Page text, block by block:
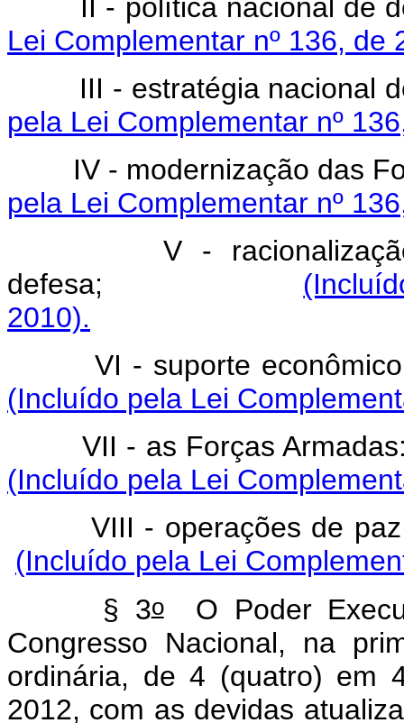
II - política
Lei Complementar nº 136, de
III - estratégia
pela Lei Complementar nº
IV - modernização
pela Lei Complementar nº
V -
defesa;
2010).
VI - suporte
(Incluído pela Lei
VII - as Forças
(Incluído pela Lei
VIII - operações
(Incluído pela Lei
§ 3oO Poder
Congresso Nacional, na
ordinária, de 4 (quatro) em
2012, com as